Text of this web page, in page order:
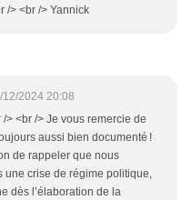
/> <br /> Yannick
12/2024 20:08
> <br /> Je vous remercie de
aussi bien documenté !
de rappeler que nous
une crise de régime politique,
dès l’élaboration de la